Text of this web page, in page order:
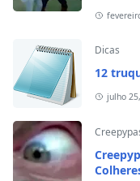
Dicas
12
julho